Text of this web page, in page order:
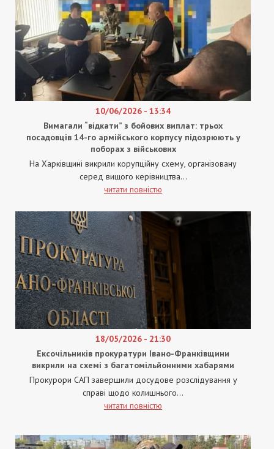
10/06/2026 - 13:34
Вимагали “відкати” з бойових виплат: трьох
посадовців 14-го армійського корпусу підозрюють у
поборах з військових
На Харківщині викрили корупційну схему, організовану
серед вищого керівництва...
читати повністю
18/05/2026 - 21:30
Ексочільників прокуратури Івано-Франківщини
викрили на схемі з багатомільйонними хабарями
Прокурори САП завершили досудове розслідування у
справі щодо колишнього...
читати повністю